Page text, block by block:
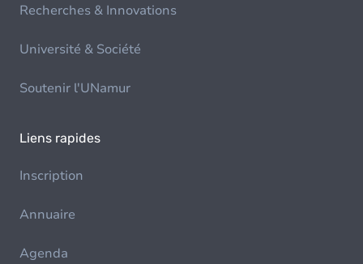
Recherches & Innovations
Université & Société
Soutenir l'UNamur
Liens rapides
Inscription
Annuaire
Agenda